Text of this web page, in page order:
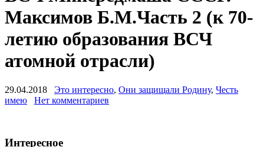
Максимов Б.М.Часть 2 (к 70-
летию образования ВСЧ
атомной отрасли)
29.04.2018 Это интересно, Они защищали Родину, Честь
имею
Нет комментариев
Интересное